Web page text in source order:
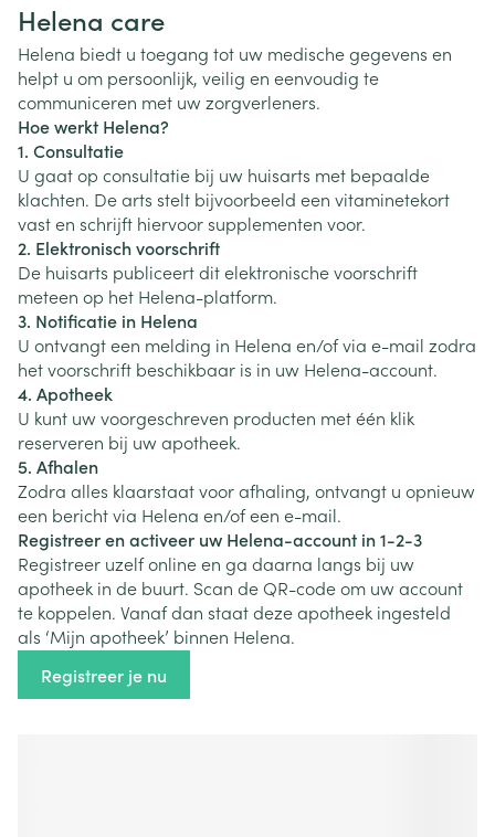
Helena care
Helena biedt u toegang tot uw medische gegevens en
helpt u om persoonlijk, veilig en eenvoudig te
communiceren met uw zorgverleners.
Hoe werkt Helena?
1. Consultatie
U gaat op consultatie bij uw huisarts met bepaalde
klachten. De arts stelt bijvoorbeeld een vitaminetekort
vast en schrijft hiervoor supplementen voor.
2. Elektronisch voorschrift
De huisarts publiceert dit elektronische voorschrift
meteen op het Helena-platform.
3. Notificatie in Helena
U ontvangt een melding in Helena en/of via e-mail zodra
het voorschrift beschikbaar is in uw Helena-account.
4. Apotheek
U kunt uw voorgeschreven producten met één klik
reserveren bij uw apotheek.
5. Afhalen
Zodra alles klaarstaat voor afhaling, ontvangt u opnieuw
een bericht via Helena en/of een e-mail.
Registreer en activeer uw Helena-account in 1-2-3
Registreer uzelf online en ga daarna langs bij uw
apotheek in de buurt. Scan de QR-code om uw account
te koppelen. Vanaf dan staat deze apotheek ingesteld
als ‘Mijn apotheek’ binnen Helena.
Registreer je nu